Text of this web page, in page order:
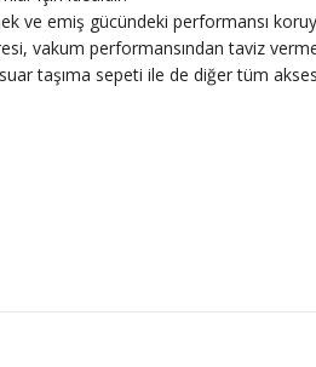
emiş gücündeki performansı
vakum performansından taviz
taşıma sepeti ile de diğer tüm